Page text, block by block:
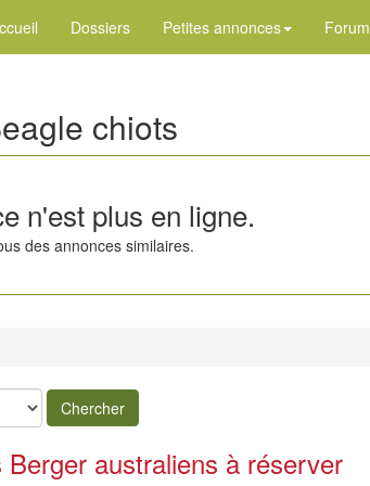
Dossiers Petites annonces Forum
chiots
n'est plus en ligne.
des annonces similaires.
Chercher
australiens à réserver